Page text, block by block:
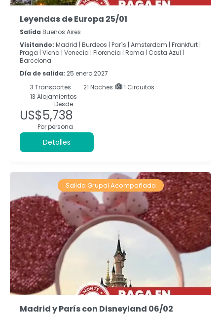
Leyendas de Europa 25/01
Salida Buenos Aires
Visitando: Madrid | Burdeos | París | Amsterdam | Frankfurt |
Praga | Viena | Venecia | Florencia | Roma | Costa Azul |
Barcelona
Día de salida: 25 enero 2027
3 Transportes 21 Noches
1 Circuitos
13 Alojamientos
Desde
US$5,738
Por persona
Detalles
Salida Grupal Acompañada
Madrid y París con Disneyland 06/02